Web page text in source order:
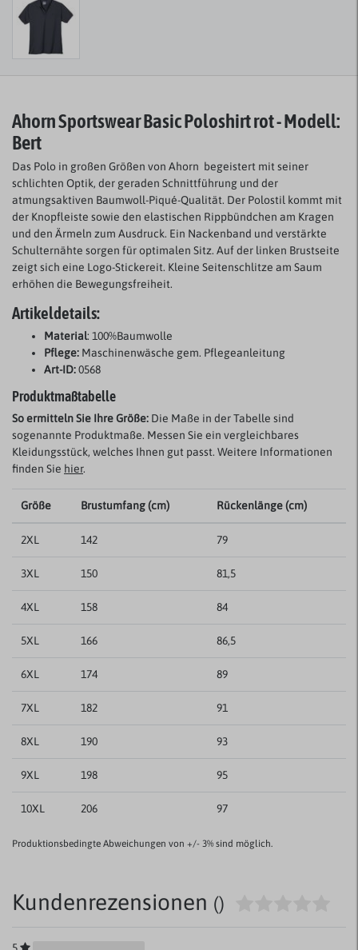
Ahorn Sportswear Basic Poloshirt rot - Modell:
Bert
Das Polo in großen Größen von Ahorn begeistert mit seiner
schlichten Optik, der geraden Schnittführung und der
atmungsaktiven Baumwoll-Piqué-Qualität. Der Polostil kommt mit
der Knopfleiste sowie den elastischen Rippbündchen am Kragen
und den Ärmeln zum Ausdruck. Ein Nackenband und verstärkte
Schulternähte sorgen für optimalen Sitz. Auf der linken Brustseite
zeigt sich eine Logo-Stickereit. Kleine Seitenschlitze am Saum
erhöhen die Bewegungsfreiheit.
Artikeldetails:
Material: 100%Baumwolle
Pflege: Maschinenwäsche gem. Pflegeanleitung
Art-ID:0568
Produktmaßtabelle
So ermitteln Sie Ihre Größe: Die Maße in der Tabelle sind
sogenannte Produktmaße. Messen Sie ein vergleichbares
Kleidungsstück, welches Ihnen gut passt. Weitere Informationen
finden Sie hier.
Größe Brustumfang (cm) Rückenlänge (cm)
2XL 142 79
3XL 150 81,5
4XL 158 84
5XL 166 86,5
6XL 174 89
7XL 182 91
8XL 190 93
9XL 198 95
10XL 206 97
Produktionsbedingte Abweichungen von +/- 3% sind möglich.
Kundenrezensionen ()